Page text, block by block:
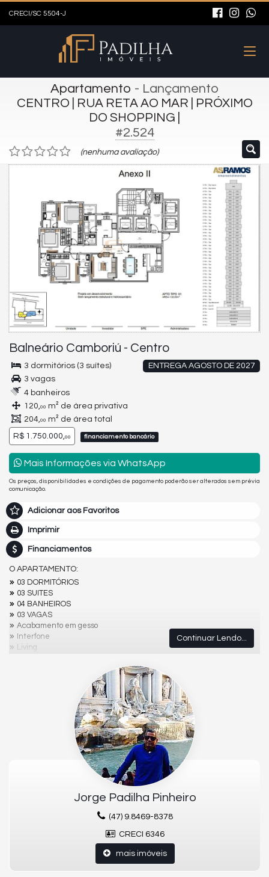
CRECI/SC 5504-J
Apartamento - Lançamento
CENTRO | RUA RETA AO MAR | PRÓXIMO
DO SHOPPING |
#2.524
(nenhuma avaliação)
Balneário Camboriú - Centro
ENTREGA AGOSTO DE 2027
3 dormitórios (3 suítes)
3 vagas
4 banheiros
120,00 m² de área privativa
204,00 m² de área total
R$ 1.750.000,00 financiamento bancário
Mais Informações via WhatsApp
Os preços, disponibilidades e condições de pagamento poderão ser alterados sem prévia
comunicação.
Adicionar aos Favoritos
Imprimir
Financiamentos
O APARTAMENTO:
03 DORMITÓRIOS
03 SUITES
04 BANHEIROS
03 VAGAS
Acabamento em gesso
Interfone
Living
EMPREENDIMENTO
Entrada p/ banhistas e box de praia
Hall de entrada decorado e mobiliado
Continuar Lendo...
Jorge Padilha Pinheiro
(47) 9.8469-8378
CRECI 6346
mais imóveis